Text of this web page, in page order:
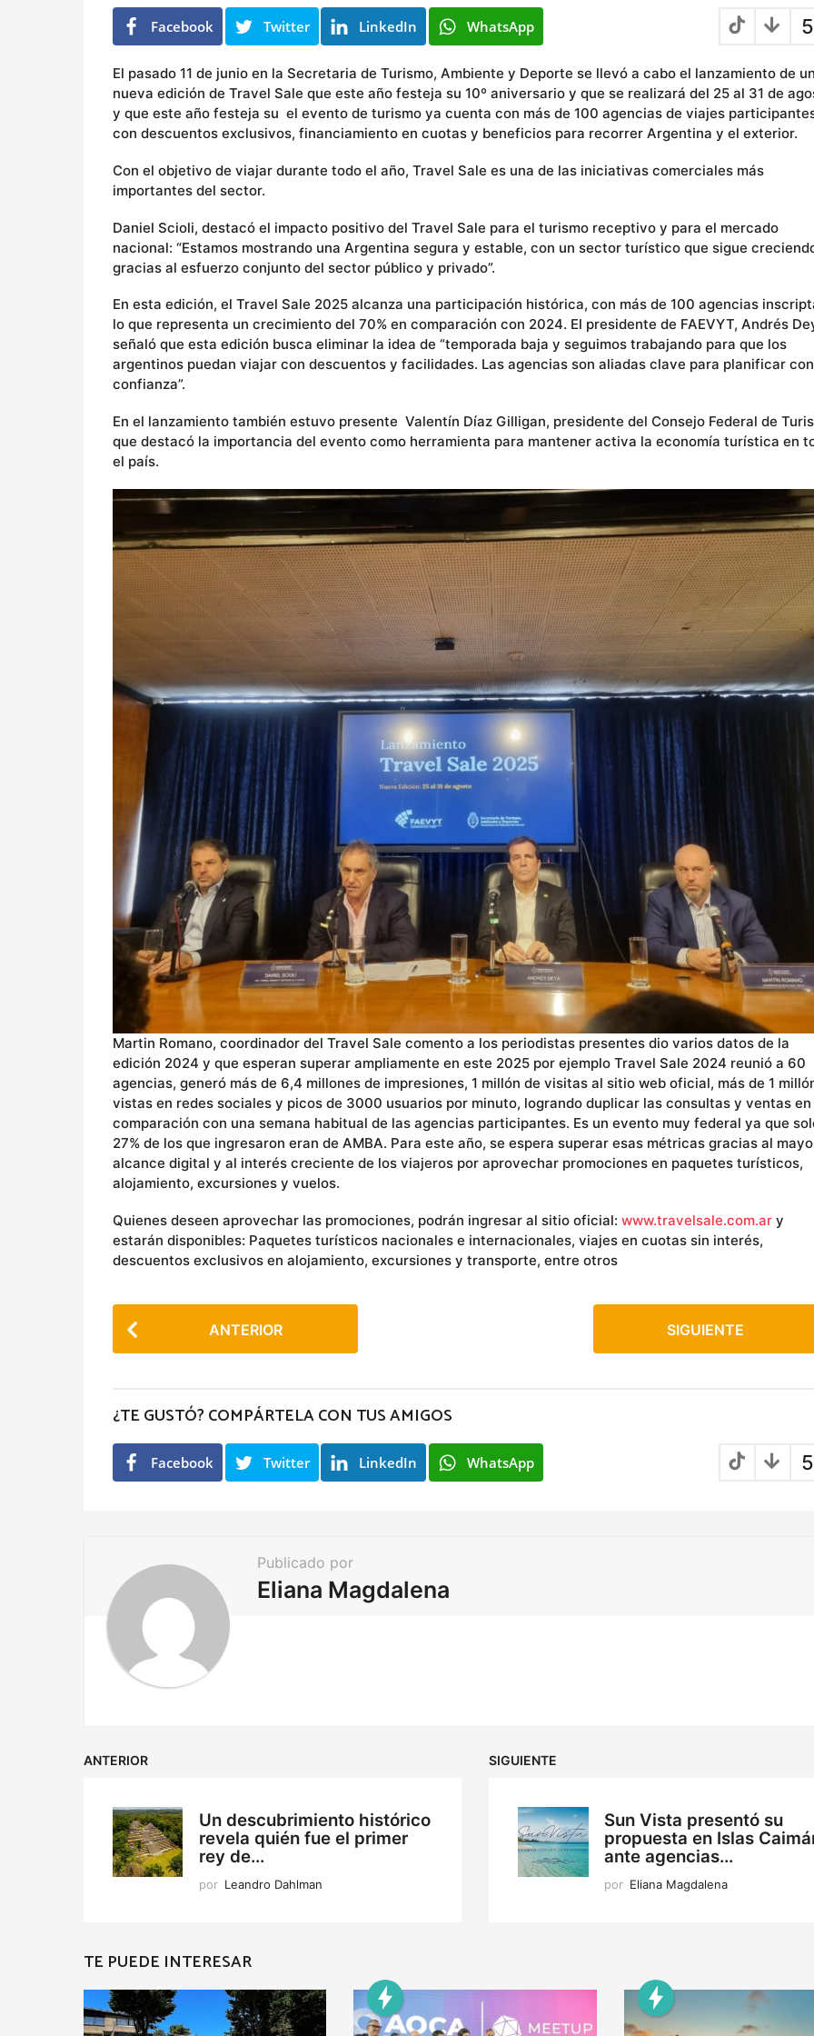
o
Facebook Twitter LinkedIn WhatsApp
El pasado 11 de junio en la Secretaria de Turismo, Ambiente y Deporte se llevó a cabo el lanzamiento de
nueva edición de Travel Sale que este año festeja su 10º aniversario y que se realizará del 25 al 31 de
y que este año festeja su el evento de turismo ya cuenta con más de 100 agencias de viajes
con descuentos exclusivos, financiamiento en cuotas y beneficios para recorrer Argentina y el exterior.
Con el objetivo de viajar durante todo el año, Travel Sale es una de las iniciativas comerciales más
importantes del sector.
Daniel Scioli, destacó el impacto positivo del Travel Sale para el turismo receptivo y para el mercado
nacional: “Estamos mostrando una Argentina segura y estable, con un sector turístico que sigue
gracias al esfuerzo conjunto del sector público y privado”.
En esta edición, el Travel Sale 2025 alcanza una participación histórica, con más de 100 agencias
lo que representa un crecimiento del 70% en comparación con 2024. El presidente de FAEVYT, Andrés
señaló que esta edición busca eliminar la idea de “temporada baja y seguimos trabajando para que los
argentinos puedan viajar con descuentos y facilidades. Las agencias son aliadas clave para planificar con
confianza”.
En el lanzamiento también estuvo presente Valentín Díaz Gilligan, presidente del Consejo Federal de
que destacó la importancia del evento como herramienta para mantener activa la economía turística en
el país.
Martin Romano, coordinador del Travel Sale comento a los periodistas presentes dio varios datos de la
edición 2024 y que esperan superar ampliamente en este 2025 por ejemplo Travel Sale 2024 reunió a 60
agencias, generó más de 6,4 millones de impresiones, 1 millón de visitas al sitio web oficial, más de 1
vistas en redes sociales y picos de 3000 usuarios por minuto, logrando duplicar las consultas y ventas en
comparación con una semana habitual de las agencias participantes. Es un evento muy federal ya que
27% de los que ingresaron eran de AMBA. Para este año, se espera superar esas métricas gracias al
alcance digital y al interés creciente de los viajeros por aprovechar promociones en paquetes turísticos,
alojamiento, excursiones y vuelos.
Quienes deseen aprovechar las promociones, podrán ingresar al sitio oficial: www.travelsale.com.ar y
estarán disponibles: Paquetes turísticos nacionales e internacionales, viajes en cuotas sin interés,
descuentos exclusivos en alojamiento, excursiones y transporte, entre otros
o
P
a
g
t
o
n
ANTERIOR SIGUIENTE
¿TE GUSTÓ? COMPÁRTELA CON TUS AMIGOS
Facebook Twitter LinkedIn WhatsApp
Publicado por
Eliana Magdalena
ANTERIOR
Un descubrimiento histórico
revela quién fue el primer
rey de...
por Leandro Dahlman
SIGUIENTE
Sun Vista presentó su
propuesta en Islas
ante agencias...
por Eliana Magdalena
TE PUEDE INTERESAR